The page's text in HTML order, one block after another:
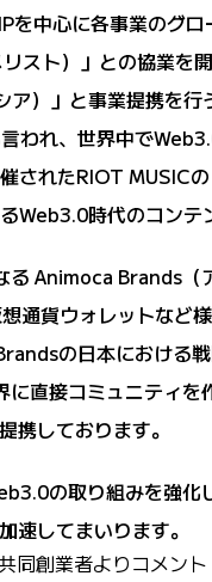
中心に各事業のグ
スト）」との協業を
）」と事業提携を行
われ、世界中で
されたRIOT MUSIC
Web3.0時代のコン
Animoca Brands（
通貨ウォレットなど
の日本における
直接コミュニティ
携しております。
の取り組みを強
速してまいります。
創業者よりコメント